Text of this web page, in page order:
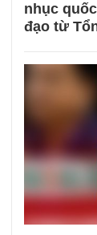
nhục
đạo từ